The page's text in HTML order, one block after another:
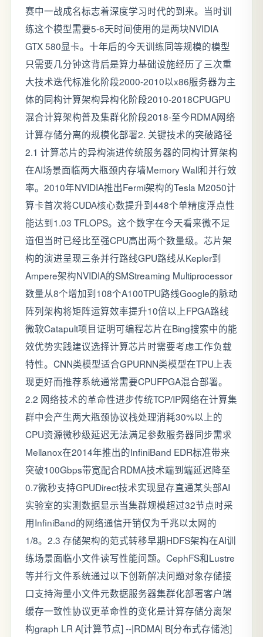
赛中一战成名标志着深度学习时代的到来。当时训
练这个模型需要5-6天时间使用的是两块NVIDIA
GTX 580显卡。十年后的今天训练同等规模的模型
只需要几分钟这背后是算力基础设施经历了三次重
大技术迭代标准化阶段2000-2010以x86服务器为主
体的同构计算架构异构化阶段2010-2018CPUGPU
混合计算架构普及集群化阶段2018-至今RDMA网络
计算存储分离的规模化部署2. 关键技术的突破路径
2.1 计算芯片的异构演进传统服务器的同构计算架构
在AI场景面临两大瓶颈内存墙Memory Wall和并行效
率。2010年NVIDIA推出Fermi架构的Tesla M2050计
算卡首次将CUDA核心数提升到448个单精度浮点性
能达到1.03 TFLOPS。这个数字在今天看来微不足
道但当时已经比至强CPU高出两个数量级。芯片架
构的演进呈现三条并行路线GPU路线从Kepler到
Ampere架构NVIDIA的SMStreaming Multiprocessor
数量从8个增加到108个A100TPU路线Google的脉动
阵列架构将矩阵运算效率提升10倍以上FPGA路线
微软Catapult项目证明可编程芯片在Bing搜索中的能
效优势实践建议选择计算芯片时需要考虑工作负载
特性。CNN类模型适合GPURNN类模型在TPU上表
现更好而推荐系统通常需要CPUFPGA混合部署。
2.2 网络技术的革命性进步传统TCP/IP网络在计算集
群中会产生两大瓶颈协议栈处理消耗30%以上的
CPU资源微秒级延迟无法满足参数服务器同步需求
Mellanox在2014年推出的InfiniBand EDR标准带来
突破100Gbps带宽配合RDMA技术端到端延迟降至
0.7微秒支持GPUDirect技术实现显存直通某头部AI
实验室的实测数据显示当集群规模超过32节点时采
用InfiniBand的网络通信开销仅为千兆以太网的
1/8。2.3 存储架构的范式转移早期HDFS架构在AI训
练场景面临小文件读写性能问题。CephFS和Lustre
等并行文件系统通过以下创新解决问题对象存储接
口支持海量小文件元数据服务器集群化部署客户端
缓存一致性协议更革命性的变化是计算存储分离架
构graph LR A[计算节点] --|RDMA| B[分布式存储池]